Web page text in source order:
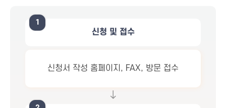
1
신청 및 접수
신청서 작성 홈페이지, FAX, 방문 접수